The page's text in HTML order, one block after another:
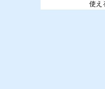
使え